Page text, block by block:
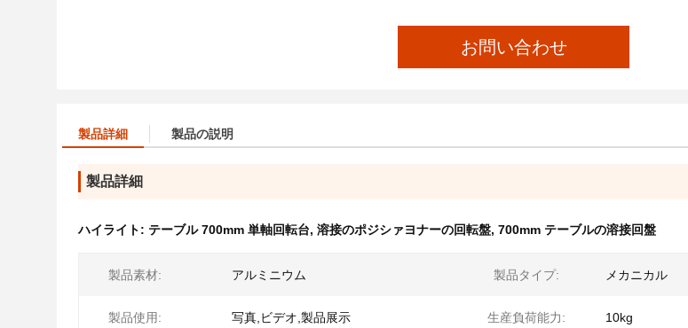
お問い合わせ
製品詳細 製品の説明
製品詳細
ハイライト: テーブル 700mm 単軸回転台, 溶接のポジシァヨナーの回転盤, 700mm テーブルの溶接回盤
製品素材: アルミニウム 製品タイプ: メカニカル
製品使用: 写真,ビデオ,製品展示 生産負荷能力: 10kg